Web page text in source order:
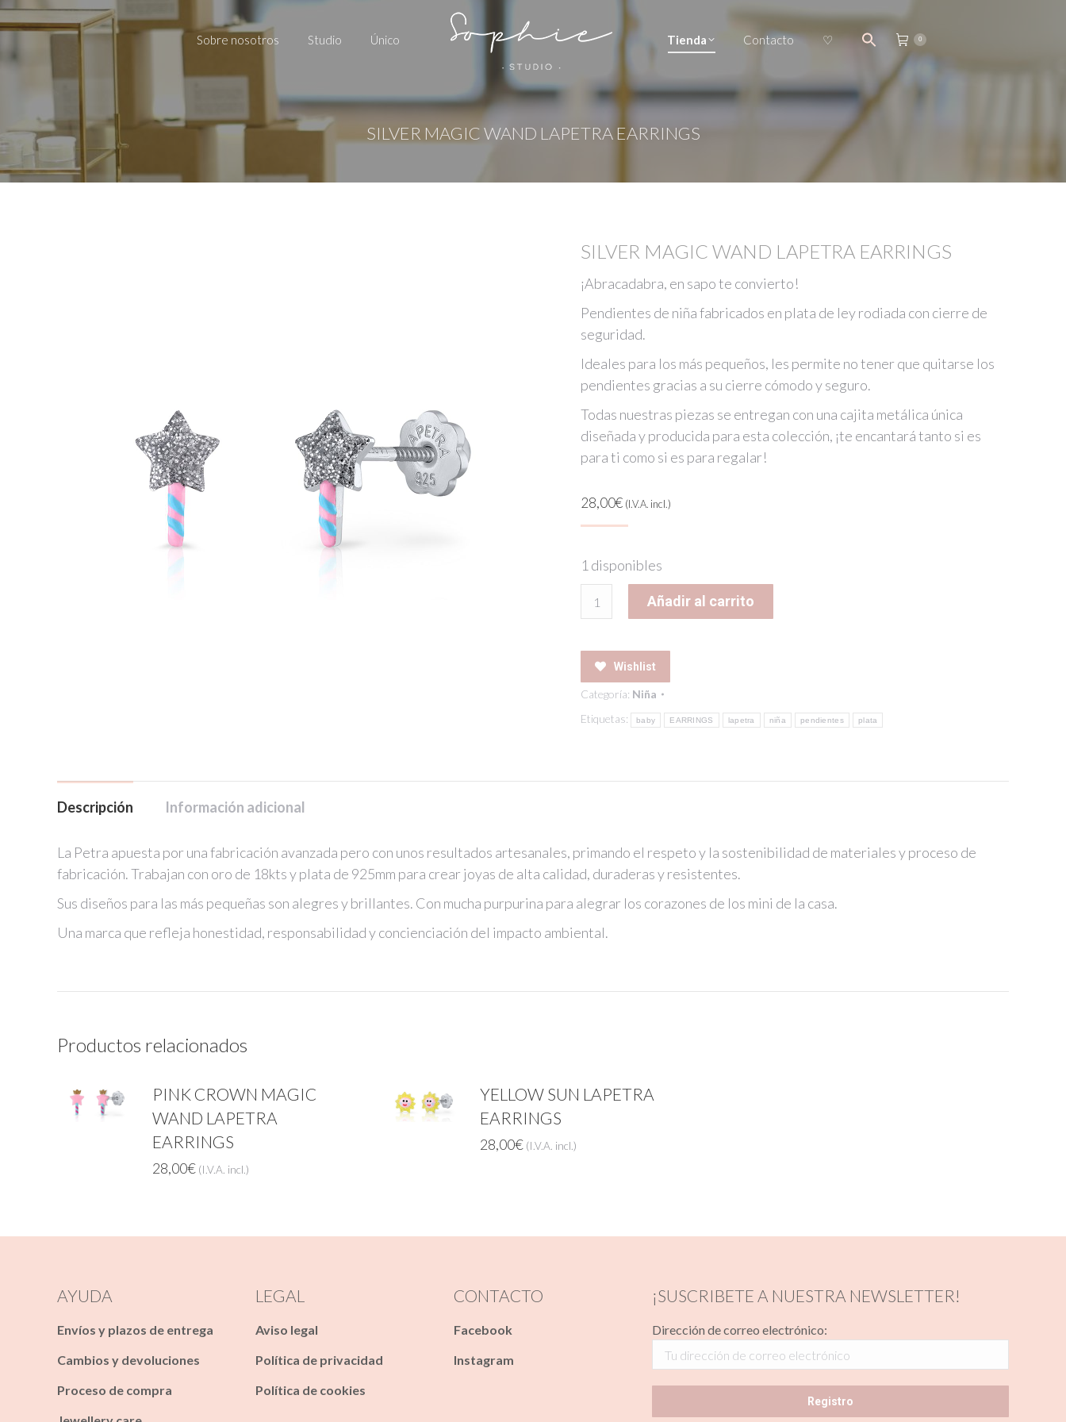
Sobre nosotros Studio Único Tienda Contacto ♡ 0
SILVER MAGIC WAND LAPETRA EARRINGS
SILVER MAGIC WAND LAPETRA EARRINGS
¡Abracadabra, en sapo te convierto!
Pendientes de niña fabricados en plata de ley rodiada con cierre de
seguridad.
Ideales para los más pequeños, les permite no tener que quitarse los
pendientes gracias a su cierre cómodo y seguro.
Todas nuestras piezas se entregan con una cajita metálica única
diseñada y producida para esta colección, ¡te encantará tanto si es
para ti como si es para regalar!
28,00€ (I.V.A. incl.)
1 disponibles
MAGIC
LAPETRA
EARRINGS
cantidad
Añadir al carrito
Wishlist
Categoría: Niña
Etiquetas:
baby EARRINGS lapetra niña pendientes plata
Descripción Información adicional
La Petra apuesta por una fabricación avanzada pero con unos resultados artesanales, primando el respeto y la sostenibilidad de materiales y proceso de
fabricación. Trabajan con oro de 18kts y plata de 925mm para crear joyas de alta calidad, duraderas y resistentes.
Sus diseños para las más pequeñas son alegres y brillantes. Con mucha purpurina para alegrar los corazones de los mini de la casa.
Una marca que refleja honestidad, responsabilidad y concienciación del impacto ambiental.
Productos relacionados
PINK CROWN MAGIC
WAND LAPETRA
EARRINGS
28,00€ (I.V.A. incl.)
YELLOW SUN LAPETRA
EARRINGS
28,00€ (I.V.A. incl.)
AYUDA
Envíos y plazos de entrega
Cambios y devoluciones
Proceso de compra
LEGAL
Aviso legal
Política de privacidad
Política de cookies
CONTACTO
Facebook
Instagram
¡SUSCRIBETE A NUESTRA NEWSLETTER!
Dirección de correo electrónico: